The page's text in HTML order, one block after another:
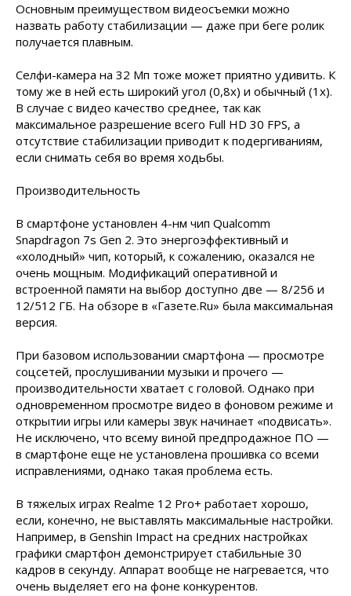
Основным преимуществом видеосъемки можно
назвать работу стабилизации — даже при беге ролик
получается плавным.
Селфи-камера на 32 Мп тоже может приятно удивить. К
тому же в ней есть широкий угол (0,8х) и обычный (1х).
В случае с видео качество среднее, так как
максимальное разрешение всего Full HD 30 FPS, а
отсутствие стабилизации приводит к подергиваниям,
если снимать себя во время ходьбы.
Производительность
В смартфоне установлен 4-нм чип Qualcomm
Snapdragon 7s Gen 2. Это энергоэффективный и
«холодный» чип, который, к сожалению, оказался не
очень мощным. Модификаций оперативной и
встроенной памяти на выбор доступно две — 8/256 и
12/512 ГБ. На обзоре в «Газете.Ru» была максимальная
версия.
При базовом использовании смартфона — просмотре
соцсетей, прослушивании музыки и прочего —
производительности хватает с головой. Однако при
одновременном просмотре видео в фоновом режиме и
открытии игры или камеры звук начинает «подвисать».
Не исключено, что всему виной предпродажное ПО —
в смартфоне еще не установлена прошивка со всеми
исправлениями, однако такая проблема есть.
В тяжелых играх Realme 12 Pro+ работает хорошо,
если, конечно, не выставлять максимальные настройки.
Например, в Genshin Impact на средних настройках
графики смартфон демонстрирует стабильные 30
кадров в секунду. Аппарат вообще не нагревается, что
очень выделяет его на фоне конкурентов.